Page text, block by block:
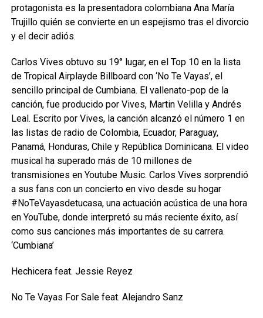
protagonista es la presentadora colombiana Ana María
Trujillo quién se convierte en un espejismo tras el divorcio
y el decir adiós.
Carlos Vives obtuvo su 19° lugar, en el Top 10 en la lista
de Tropical Airplayde Billboard con ‘No Te Vayas’, el
sencillo principal de Cumbiana. El vallenato-pop de la
canción, fue producido por Vives, Martin Velilla y Andrés
Leal. Escrito por Vives, la canción alcanzó el número 1 en
las listas de radio de Colombia, Ecuador, Paraguay,
Panamá, Honduras, Chile y República Dominicana. El video
musical ha superado más de 10 millones de
transmisiones en Youtube Music. Carlos Vives sorprendió
a sus fans con un concierto en vivo desde su hogar
#NoTeVayasdetucasa, una actuación acústica de una hora
en YouTube, donde interpretó su más reciente éxito, así
como sus canciones más importantes de su carrera.
‘Cumbiana’
Hechicera feat. Jessie Reyez
No Te Vayas For Sale feat. Alejandro Sanz